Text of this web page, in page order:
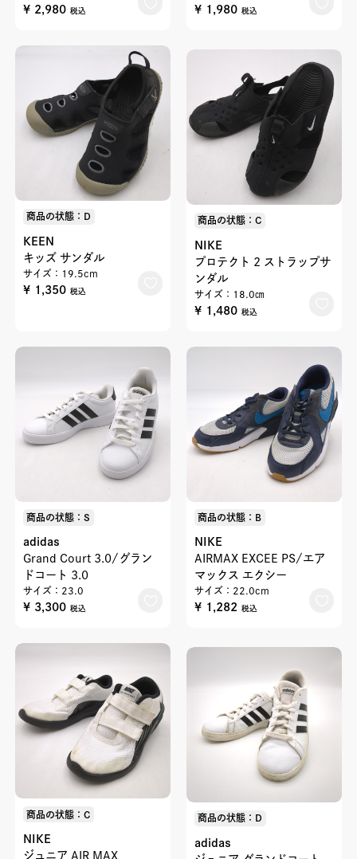
¥ 2,980 税込 ¥ 1,980 税込
商品の状態：D
KEEN
キッズ サンダル
サイズ：19.5cm
¥ 1,350 税込
商品の状態：C
NIKE
プロテクト 2 ストラップサ
ンダル
サイズ：18.0㎝
¥ 1,480 税込
商品の状態：S
adidas
Grand Court 3.0/グラン
ドコート 3.0
サイズ：23.0
¥ 3,300 税込
商品の状態：B
NIKE
AIRMAX EXCEE PS/エア
マックス エクシー
サイズ：22.0cm
¥ 1,282 税込
商品の状態：C
NIKE
ジュニア AIR MAX
商品の状態：D
adidas